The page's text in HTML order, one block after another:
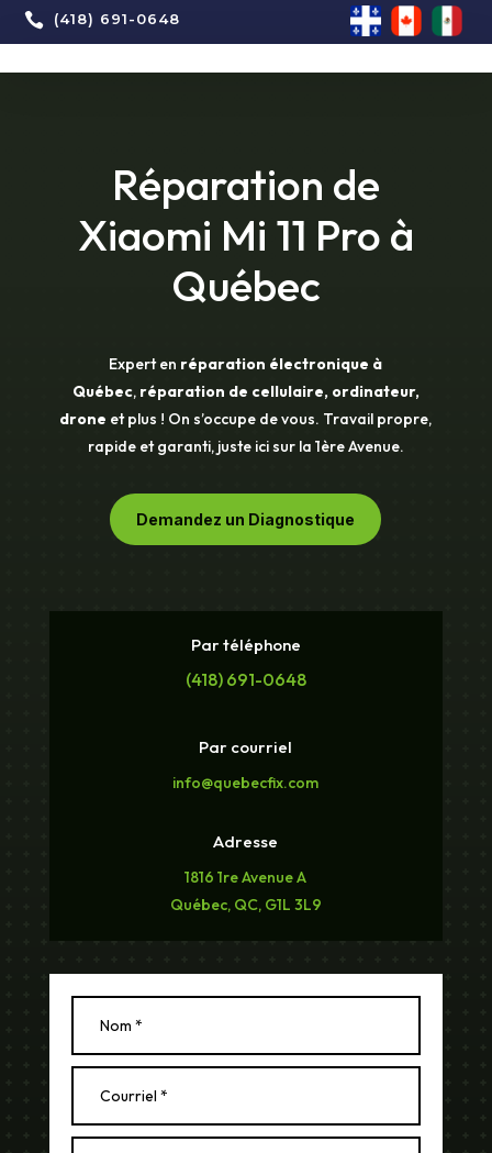
 (418) 691-0648
Réparation de
Xiaomi Mi 11 Pro à
Québec
Expert en réparation électronique à
Québec, réparation de cellulaire, ordinateur,
drone et plus ! On s’occupe de vous. Travail propre,
rapide et garanti, juste ici sur la 1ère Avenue.
Demandez un Diagnostique
Par téléphone
(418) 691-0648
Par courriel
info@quebecfix.com
Adresse
1816 1re Avenue A
Québec, QC, G1L 3L9